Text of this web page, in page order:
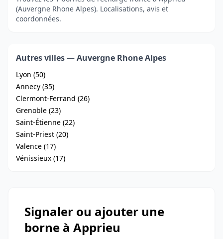
(Auvergne Rhone Alpes). Localisations, avis et
coordonnées.
Autres villes — Auvergne Rhone Alpes
Lyon (50)
Annecy (35)
Clermont-Ferrand (26)
Grenoble (23)
Saint-Étienne (22)
Saint-Priest (20)
Valence (17)
Vénissieux (17)
Signaler ou ajouter une
borne à Apprieu